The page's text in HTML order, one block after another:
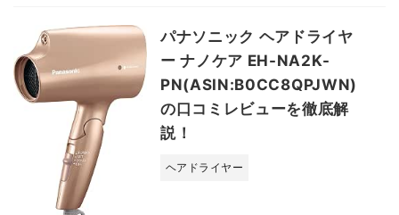
パナソニック ヘアドライヤ
ー ナノケア EH-NA2K-
PN(ASIN:B0CC8QPJWN)
の口コミレビューを徹底解
説！
ヘアドライヤー